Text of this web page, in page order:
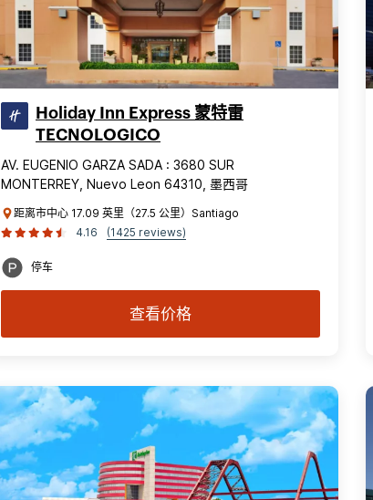
Holiday Inn Express 蒙特雷
TECNOLOGICO
AV. EUGENIO GARZA SADA : 3680 SUR
MONTERREY, Nuevo Leon 64310, 墨西哥
距离市中心 17.09 英里（27.5 公里）Santiago
4.16
(1425 reviews)
停车
查看价格